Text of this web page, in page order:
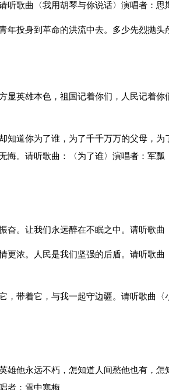
听歌曲〈我用胡琴与你说话〉演唱者：思
年投身到革命的洪流中去。多少先烈抛头
显英雄本色，祖国记着你们，人民记着你
知道你为了谁，为了千千万万的父母，为
悔。请听歌曲：〈为了谁〉演唱者：军瓢
奋。让我们永远醉在不眠之中。请听歌曲
更浓。人民是我们坚强的后盾。请听歌曲
，带着它，与我一起守边疆。请听歌曲〈
雄他永远不朽，怎知道人间愁他也有，怎
者：雪中寒梅